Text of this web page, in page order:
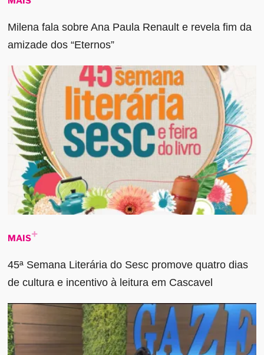
Milena fala sobre Ana Paula Renault e revela fim da
amizade dos “Eternos”
MAIS
45ª Semana Literária do Sesc promove quatro dias
de cultura e incentivo à leitura em Cascavel